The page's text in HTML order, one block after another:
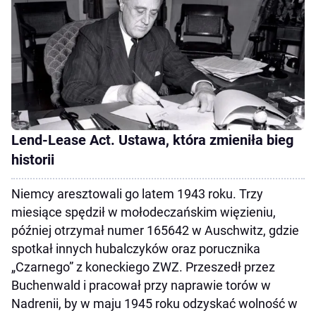
Lend-Lease Act. Ustawa, która zmieniła bieg
historii
Niemcy aresztowali go latem 1943 roku. Trzy
miesiące spędził w mołodeczańskim więzieniu,
później otrzymał numer 165642 w Auschwitz, gdzie
spotkał innych hubalczyków oraz porucznika
„Czarnego” z koneckiego ZWZ. Przeszedł przez
Buchenwald i pracował przy naprawie torów w
Nadrenii, by w maju 1945 roku odzyskać wolność w